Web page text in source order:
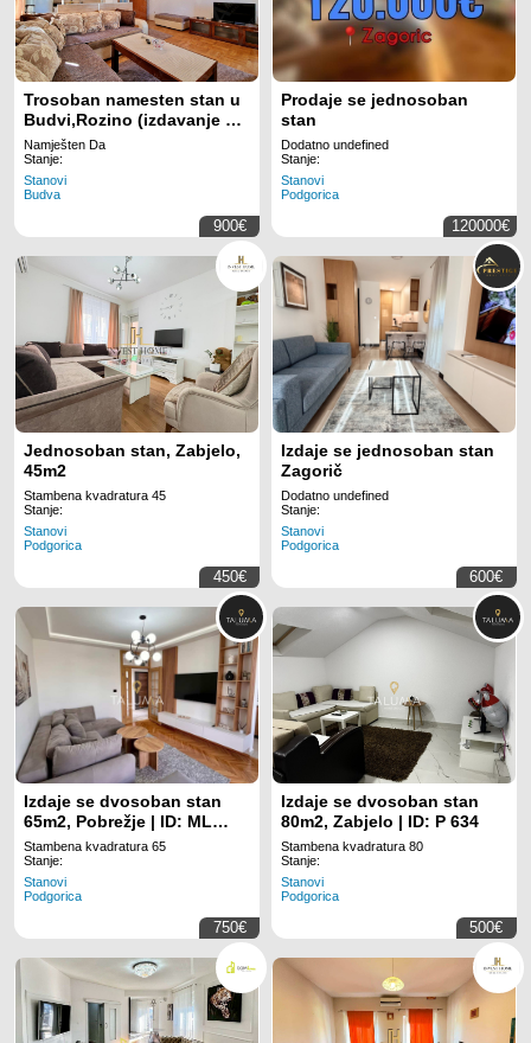
Trosoban namesten stan u
Budvi,Rozino (izdavanje na
duzi period,dostupan od
20.08.2026 )
Namješten Da
Stanje:
Stanovi
Budva
900€
Prodaje se jednosoban
stan
Dodatno undefined
Stanje:
Stanovi
Podgorica
120000€
Jednosoban stan, Zabjelo,
45m2
Stambena kvadratura 45
Stanje:
Stanovi
Podgorica
450€
Izdaje se jednosoban stan
Zagorič
Dodatno undefined
Stanje:
Stanovi
Podgorica
600€
Izdaje se dvosoban stan
65m2, Pobrežje | ID: ML
1676
Stambena kvadratura 65
Stanje:
Stanovi
Podgorica
750€
Izdaje se dvosoban stan
80m2, Zabjelo | ID: P 634
Stambena kvadratura 80
Stanje:
Stanovi
Podgorica
500€